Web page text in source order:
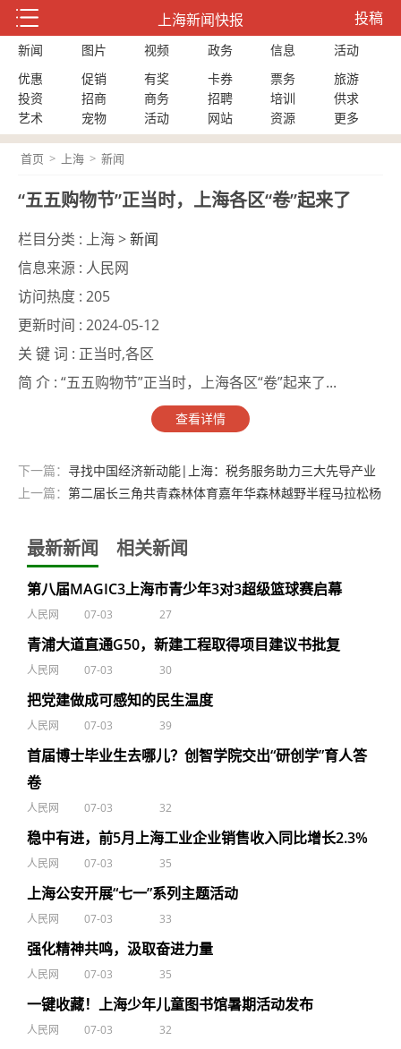
上海新闻快报 投稿
新闻 图片 视频 政务 信息
活动
优惠
促销 有奖 卡券 票务
旅游
投资
招商 商务 招聘 培训
供求
艺术
宠物 活动 网站 资源 更多
首页 > 上海 > 新闻
“五五购物节”正当时，上海各区“卷”起来了
栏目分类 : 上海 >新闻
信息来源 : 人民网
访问热度 : 205
更新时间 : 2024-05-12
关 键 词 : 正当时,各区
简 介 : “五五购物节”正当时，上海各区“卷”起来了...
查看详情
下一篇： 寻找中国经济新动能|上海：税务服务助力三大先导产业
亮点频现
上一篇： 第二届长三角共青森林体育嘉年华森林越野半程马拉松杨
最新新闻 相关新闻
第八届MAGIC3上海市青少年3对3超级篮球赛启幕
人民网 07-03 27
青浦大道直通G50，新建工程取得项目建议书批复
人民网 07-03 30
把党建做成可感知的民生温度
人民网 07-03 39
首届博士毕业生去哪儿？创智学院交出“研创学”育人答
卷
人民网 07-03 32
稳中有进，前5月上海工业企业销售收入同比增长2.3%
人民网 07-03 35
上海公安开展“七一”系列主题活动
人民网 07-03 33
强化精神共鸣，汲取奋进力量
人民网 07-03 35
一键收藏！上海少年儿童图书馆暑期活动发布
人民网 07-03 32